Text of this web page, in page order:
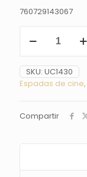
760729143067
El
Señor
de
-
SKU: UC1430
Espadas de cine,
Compartir